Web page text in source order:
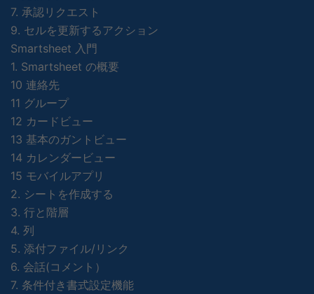
7. 承認リクエスト
9. セルを更新するアクション
Smartsheet 入門
1. Smartsheet の概要
10 連絡先
11 グループ
12 カードビュー
13 基本のガントビュー
14 カレンダービュー
15 モバイルアプリ
2. シートを作成する
3. 行と階層
4. 列
5. 添付ファイル/リンク
6. 会話(コメント）
7. 条件付き書式設定機能